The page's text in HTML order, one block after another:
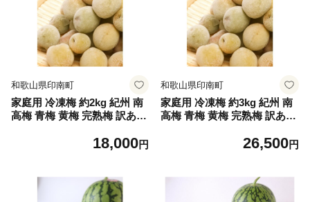
和歌山県印南町
家庭用 冷凍梅 約2kg 紀州 南
高梅 青梅 黄梅 完熟梅 訳あり
18,000円
和歌山県印南町
家庭用 冷凍梅 約3kg 紀州 南
高梅 青梅 黄梅 完熟梅 訳あり
26,500円